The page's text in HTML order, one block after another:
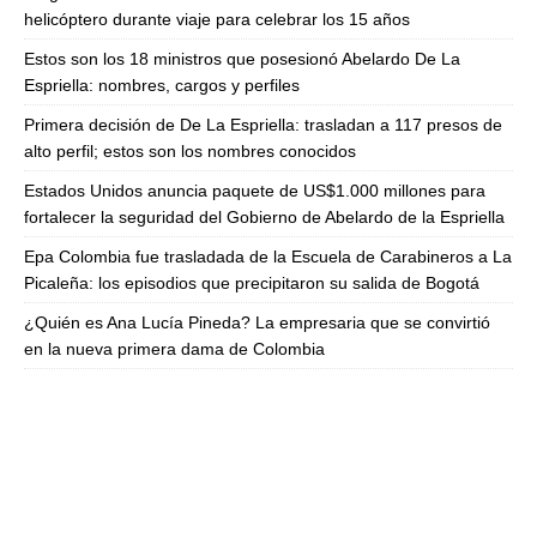
helicóptero durante viaje para celebrar los 15 años
Estos son los 18 ministros que posesionó Abelardo De La
Espriella: nombres, cargos y perfiles
Primera decisión de De La Espriella: trasladan a 117 presos de
alto perfil; estos son los nombres conocidos
Estados Unidos anuncia paquete de US$1.000 millones para
fortalecer la seguridad del Gobierno de Abelardo de la Espriella
Epa Colombia fue trasladada de la Escuela de Carabineros a La
Picaleña: los episodios que precipitaron su salida de Bogotá
¿Quién es Ana Lucía Pineda? La empresaria que se convirtió
en la nueva primera dama de Colombia